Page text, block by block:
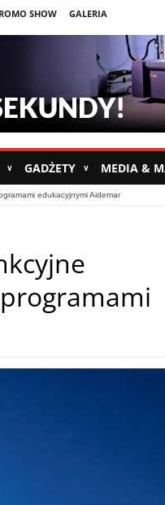
SHOW GALERIA
∨ GADŻETY ∨ MEDIA &
edukacyjnymi Aidemar